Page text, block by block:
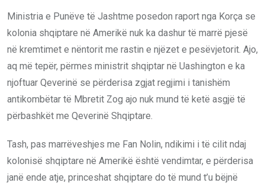
Ministria e Punëve të Jashtme posedon raport nga Korça se
kolonia shqiptare në Amerikë nuk ka dashur të marrë pjesë
në kremtimet e nëntorit me rastin e njëzet e pesëvjetorit. Ajo,
aq më tepër, përmes ministrit shqiptar në Uashington e ka
njoftuar Qeverinë se përderisa zgjat regjimi i tanishëm
antikombëtar të Mbretit Zog ajo nuk mund të ketë asgjë të
përbashkët me Qeverinë Shqiptare.
Tash, pas marrëveshjes me Fan Nolin, ndikimi i të cilit ndaj
kolonisë shqiptare në Amerikë është vendimtar, e përderisa
janë ende atje, princeshat shqiptare do të mund t’u bëjnë